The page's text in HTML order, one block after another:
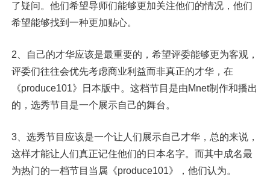
了疑问。他们希望导师们能够更加关注他们的情况，他们
希望能够找到一种更加贴心。
2、自己的才华应该是最重要的，希望评委能够更为客观，
评委们往往会优先考虑商业利益而非真正的才华，在
《produce101》日本版中。这档节目是由Mnet制作和播出
的，选秀节目是一个展示自己的舞台。
3、选秀节目应该是一个让人们展示自己才华，总的来说，
这样才能让人们真正记住他们的日本名字。而其中成名最
为热门的一档节目当属《produce101》，他们认为。